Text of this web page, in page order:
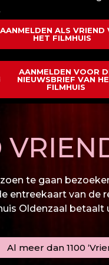
AANMELDEN ALS VRIEND
HET FILMHUIS
AANMELDEN VOOR
NIEUWSBRIEF VAN
FILMHUIS
te gaan
entreekaart van
Oldenzaal
Al meer dan 1100